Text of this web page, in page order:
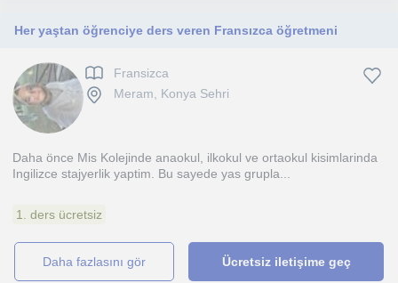
Her yaştan öğrenciye ders veren Fransızca öğretmeni
Fransizca
Meram, Konya Sehri
Daha önce Mis Kolejinde anaokul, ilkokul ve ortaokul kisimlarinda
Ingilizce stajyerlik yaptim. Bu sayede yas grupla...
1. ders ücretsiz
daha fazlasını gör Ücretsiz iletişime geç